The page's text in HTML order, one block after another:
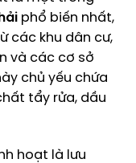
phổ biến nhất,
các khu dân cư,
và các cơ sở
chủ yếu chứa
tẩy rửa, dầu
hoạt là lưu